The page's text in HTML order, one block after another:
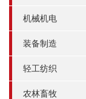
机械机电
装备制造
轻工纺织
农林畜牧